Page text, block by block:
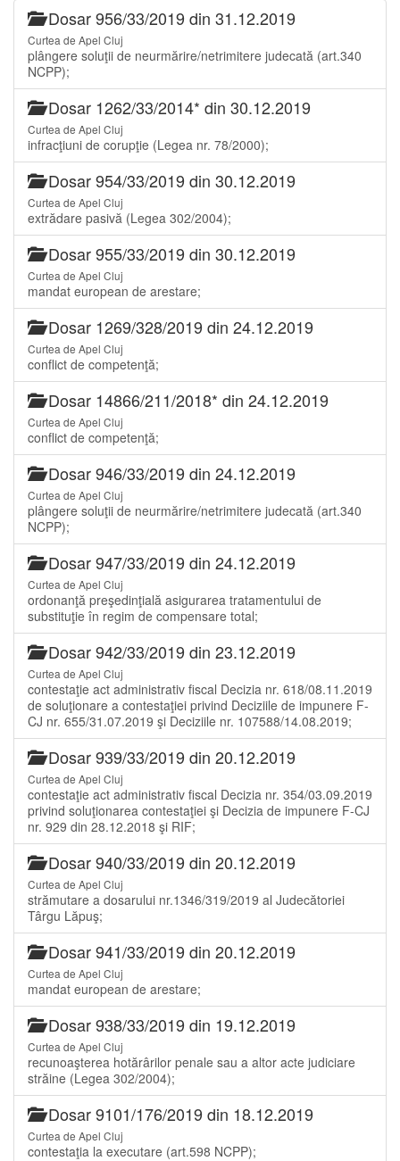
Dosar 956/33/2019 din 31.12.2019
Curtea de Apel Cluj
plângere soluţii de neurmărire/netrimitere judecată (art.340
NCPP);
Dosar 1262/33/2014* din 30.12.2019
Curtea de Apel Cluj
infracţiuni de corupţie (Legea nr. 78/2000);
Dosar 954/33/2019 din 30.12.2019
Curtea de Apel Cluj
extrădare pasivă (Legea 302/2004);
Dosar 955/33/2019 din 30.12.2019
Curtea de Apel Cluj
mandat european de arestare;
Dosar 1269/328/2019 din 24.12.2019
Curtea de Apel Cluj
conflict de competenţă;
Dosar 14866/211/2018* din 24.12.2019
Curtea de Apel Cluj
conflict de competenţă;
Dosar 946/33/2019 din 24.12.2019
Curtea de Apel Cluj
plângere soluţii de neurmărire/netrimitere judecată (art.340
NCPP);
Dosar 947/33/2019 din 24.12.2019
Curtea de Apel Cluj
ordonanţă preşedinţială asigurarea tratamentului de
substituţie în regim de compensare total;
Dosar 942/33/2019 din 23.12.2019
Curtea de Apel Cluj
contestaţie act administrativ fiscal Decizia nr. 618/08.11.2019
de soluţionare a contestaţiei privind Deciziile de impunere F-
CJ nr. 655/31.07.2019 şi Deciziile nr. 107588/14.08.2019;
Dosar 939/33/2019 din 20.12.2019
Curtea de Apel Cluj
contestaţie act administrativ fiscal Decizia nr. 354/03.09.2019
privind soluţionarea contestaţiei şi Decizia de impunere F-CJ
nr. 929 din 28.12.2018 şi RIF;
Dosar 940/33/2019 din 20.12.2019
Curtea de Apel Cluj
strămutare a dosarului nr.1346/319/2019 al Judecătoriei
Târgu Lăpuş;
Dosar 941/33/2019 din 20.12.2019
Curtea de Apel Cluj
mandat european de arestare;
Dosar 938/33/2019 din 19.12.2019
Curtea de Apel Cluj
recunoaşterea hotărârilor penale sau a altor acte judiciare
străine (Legea 302/2004);
Dosar 9101/176/2019 din 18.12.2019
Curtea de Apel Cluj
contestaţia la executare (art.598 NCPP);